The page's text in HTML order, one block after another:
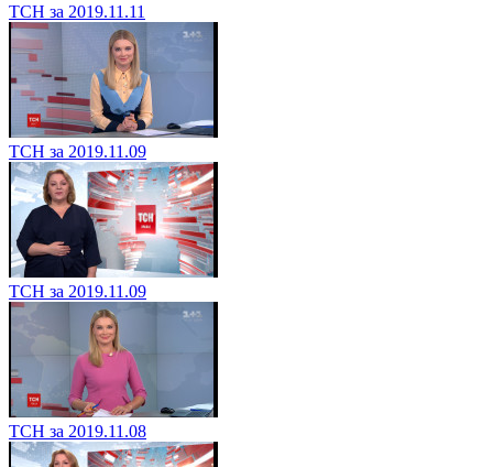
ТСН за 2019.11.11
ТСН за 2019.11.09
ТСН за 2019.11.09
ТСН за 2019.11.08